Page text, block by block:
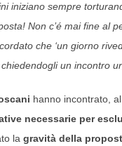
iniziano sempre
Non c’é mai fine al
che ‘un giorno
un incontro
hanno incontrato, al
necessarie per
la gravità della